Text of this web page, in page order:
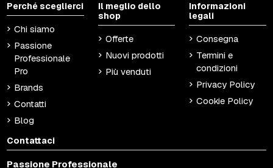
Perché sceglierci
Chi siamo
Passione
Professionale
Pro
Brands
Contatti
Blog
Il meglio dello
shop
Offerte
Nuovi prodotti
Più venduti
Informazioni
legali
Consegna
Termini e
condizioni
Privacy Policy
Cookie Policy
Contattaci
Passione Professionale